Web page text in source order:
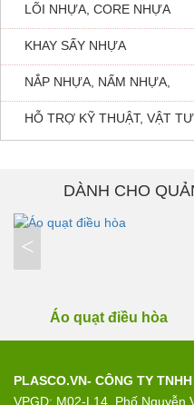
LÕI NHỰA, CORE NHỰA
KHAY SẤY NHỰA
NẮP NHỰA, NẤM NHỰA,
HỖ TRỢ KỸ THUẬT, VẬT
DÀNH CHO
Áo quạt điều hòa
<
PLASCO.VN- CÔNG TY
VPGD: M02-L14, Phố Nguyễn